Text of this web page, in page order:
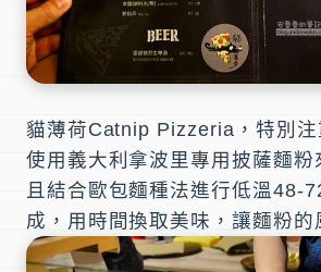
貓薄荷Catnip Pizzeria ，特別
使用義大利拿波里專用披薩麵粉
且結合歐包麵種法進行低溫48-
成，用時間換取美味，讓麵粉的